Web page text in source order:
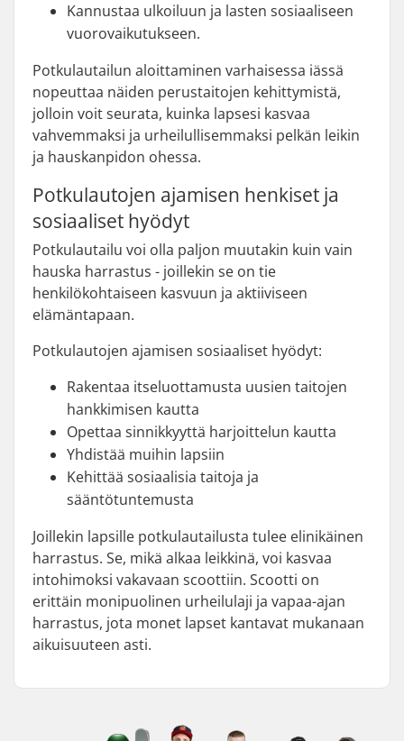
Kannustaa ulkoiluun ja lasten sosiaaliseen
vuorovaikutukseen.
Potkulautailun aloittaminen varhaisessa iässä
nopeuttaa näiden perustaitojen kehittymistä,
jolloin voit seurata, kuinka lapsesi kasvaa
vahvemmaksi ja urheilullisemmaksi pelkän leikin
ja hauskanpidon ohessa.
Potkulautojen ajamisen henkiset ja
sosiaaliset hyödyt
Potkulautailu voi olla paljon muutakin kuin vain
hauska harrastus - joillekin se on tie
henkilökohtaiseen kasvuun ja aktiiviseen
elämäntapaan.
Potkulautojen ajamisen sosiaaliset hyödyt:
Rakentaa itseluottamusta uusien taitojen
hankkimisen kautta
Opettaa sinnikkyyttä harjoittelun kautta
Yhdistää muihin lapsiin
Kehittää sosiaalisia taitoja ja
sääntötuntemusta
Joillekin lapsille potkulautailusta tulee elinikäinen
harrastus. Se, mikä alkaa leikkinä, voi kasvaa
intohimoksi vakavaan scoottiin. Scootti on
erittäin monipuolinen urheilulaji ja vapaa-ajan
harrastus, jota monet lapset kantavat mukanaan
aikuisuuteen asti.